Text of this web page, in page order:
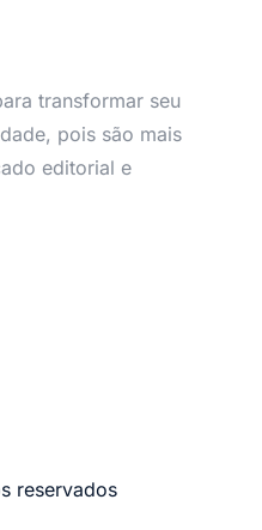
transformar seu
pois são mais
editorial e
reservados